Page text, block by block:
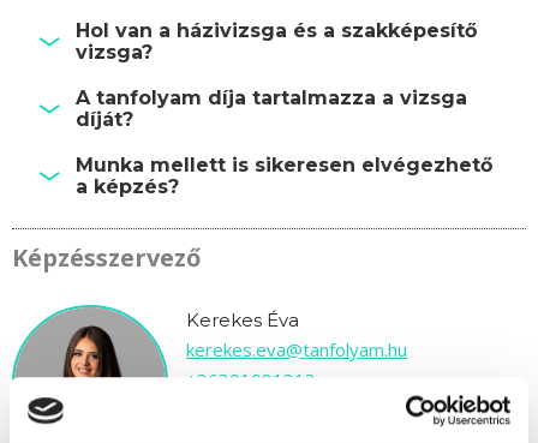
Hol van a házivizsga és a szakképesítő
vizsga?
A tanfolyam díja tartalmazza a vizsga
díját?
Munka mellett is sikeresen elvégezhető
a képzés?
Képzésszervező
Kerekes Éva
kerekes.eva@tanfolyam.hu
+36301081313